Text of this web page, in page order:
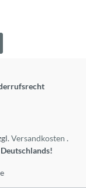
Versandkosten .